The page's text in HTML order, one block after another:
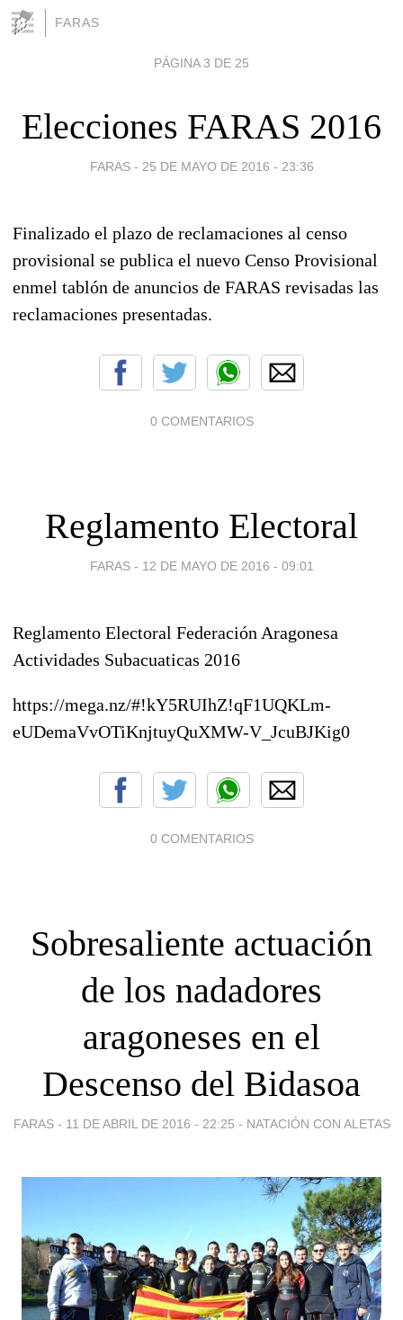
FARAS
PÁGINA 3 DE 25
Elecciones FARAS 2016
FARAS - 25 DE MAYO DE 2016 - 23:36
Finalizado el plazo de reclamaciones al censo
provisional se publica el nuevo Censo Provisional
enmel tablón de anuncios de FARAS revisadas las
reclamaciones presentadas.
0 COMENTARIOS
Reglamento Electoral
FARAS - 12 DE MAYO DE 2016 - 09:01
Reglamento Electoral Federación Aragonesa
Actividades Subacuaticas 2016
https://mega.nz/#!kY5RUIhZ!qF1UQKLm-
eUDemaVvOTiKnjtuyQuXMW-V_JcuBJKig0
0 COMENTARIOS
Sobresaliente actuación
de los nadadores
aragoneses en el
Descenso del Bidasoa
FARAS - 11 DE ABRIL DE 2016 - 22:25 - NATACIÓN CON ALETAS